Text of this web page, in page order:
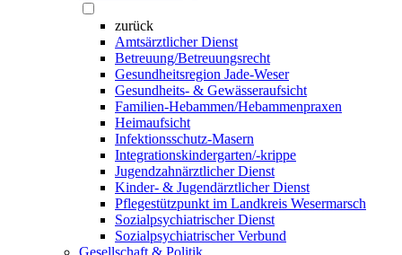
zurück
Amtsärztlicher Dienst
Betreuung/Betreuungsrecht
Gesundheitsregion Jade-Weser
Gesundheits- & Gewässeraufsicht
Familien-Hebammen/Hebammenpraxen
Heimaufsicht
Infektionsschutz-Masern
Integrationskindergarten/-krippe
Jugendzahnärztlicher Dienst
Kinder- & Jugendärztlicher Dienst
Pflegestützpunkt im Landkreis Wesermarsch
Sozialpsychiatrischer Dienst
Sozialpsychiatrischer Verbund
Gesellschaft & Politik